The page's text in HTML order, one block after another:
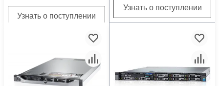
Узнать о поступлении
Узнать о поступлении